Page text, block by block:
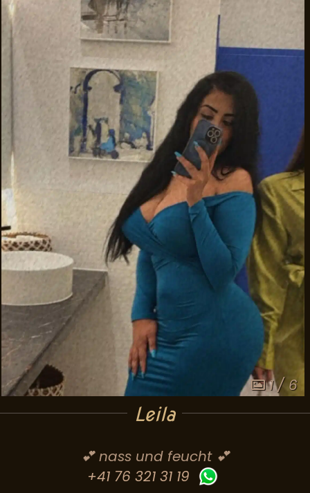
1 / 6
Leila
💕 nass und feucht 💕
+41 76 321 31 19